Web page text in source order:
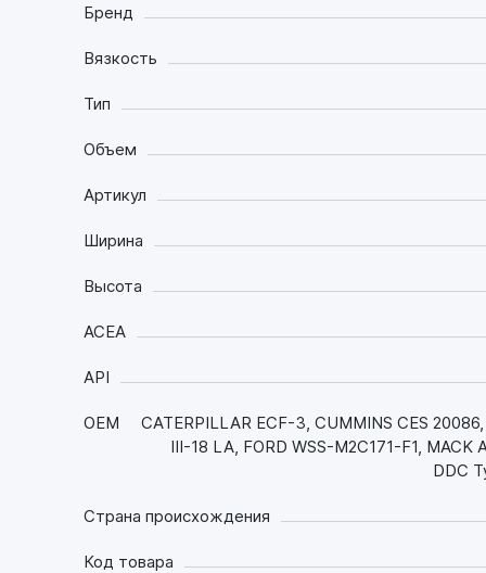
Бренд
Вязкость
Тип
Объем
Артикул
Ширина
Высота
ACEA
API
OEM
CATERPILLAR ECF-3, CUMMINS CES
III-18 LA, FORD WSS-M2C171-F1,
DDC
Страна происхождения
Код товара